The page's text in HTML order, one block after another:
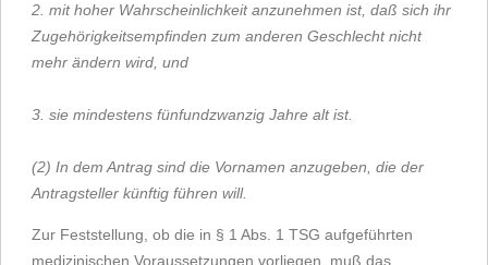
2. mit hoher Wahrscheinlichkeit anzunehmen ist, daß sich ihr
Zugehörigkeitsempfinden zum anderen Geschlecht nicht
mehr ändern wird, und
3. sie mindestens fünfundzwanzig Jahre alt ist.
(2) In dem Antrag sind die Vornamen anzugeben, die der
Antragsteller künftig führen will.
Zur Feststellung, ob die in § 1 Abs. 1 TSG aufgeführten
medizinischen Voraussetzungen vorliegen, muß das